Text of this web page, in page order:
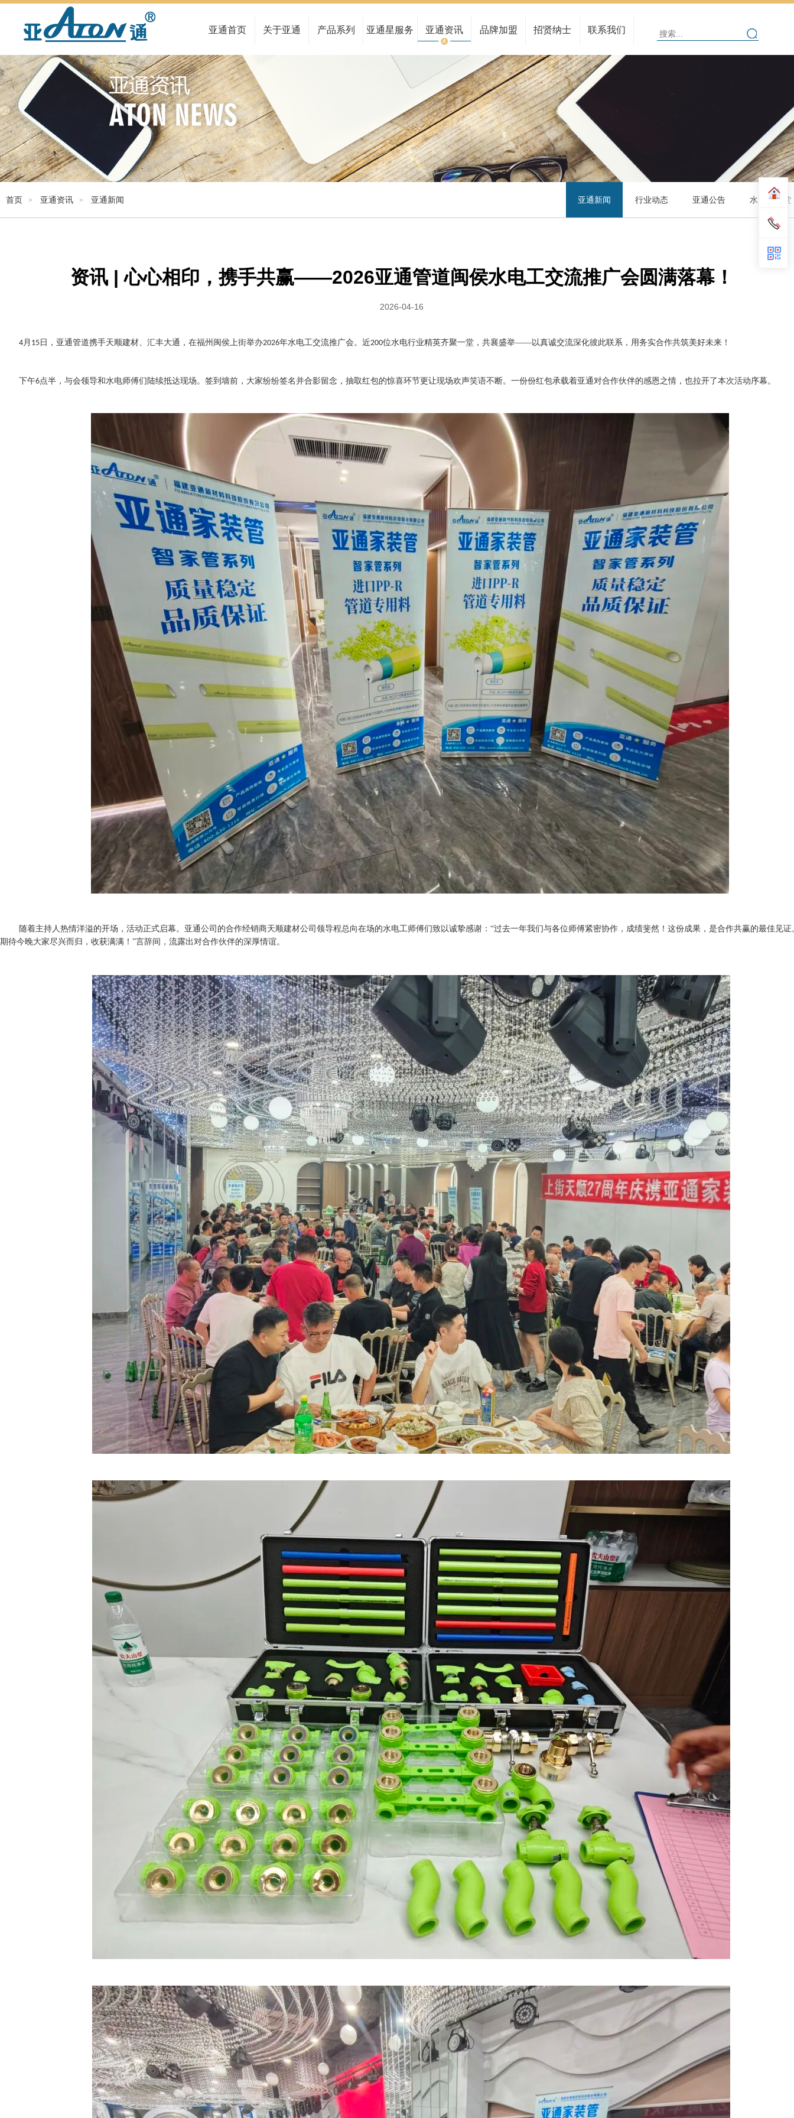
亚通首页 关于亚通
公司概况
全国布局
博士后工作站
合作伙伴
工程案例
产品系列
家装管系列
民用建筑管系列
燃气管系列
非开挖管系列
亚通星服务
服务中心
管路图查询
资料下载
亚通报告
检测报告查询
亚通资讯
亚通新闻
行业动态
水管大讲堂
品牌加盟 招贤纳士
人在亚通
人才理念
在线招聘
联系我们
首页 > 亚通资讯 > 亚通新闻 亚通新闻 行业动态 亚通公告 水管大讲堂
资讯 | 心心相印，携手共赢——2026亚通管道闽侯水电工交流推广会圆满落幕！
2026-04-16
4月 15 日，亚通管道携手天顺建材、汇丰大通，在福州闽侯上街举办2026年水电工交流推广会。近200位水电行业精英齐聚一堂，共襄盛举——以真诚交流深化彼此联系，用务实合作共筑美好未来！
下午6点半，与会领导和水电师傅们陆续抵达现场。签到墙前，大家纷纷签名并合影留念，抽取红包的惊喜环节更让现场欢声笑语不断。一份份红包承载着亚通对合作伙伴的感恩之情，也拉开了本次活动序幕。
随着主持人热情洋溢的开场，活动正式启幕。亚通公司的合作经销商天顺建材公司领导程总向在场的水电工师傅们致以诚挚感谢： “过去一年我们与各位师傅紧密协作，成绩斐然！这份成果，是合作共赢的最佳见证
期待今晚大家尽兴而归，收获满满！”言辞间，流露出对合作伙伴的深厚情谊。